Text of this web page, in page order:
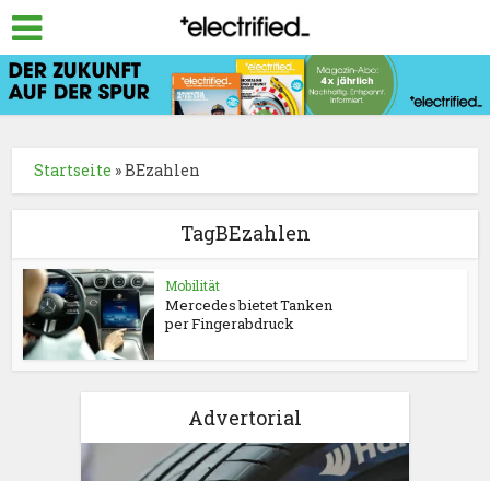
Startseite »BEzahlen
TagBEzahlen
Mobilität
Mercedes bietet Tanken
per Fingerabdruck
Advertorial